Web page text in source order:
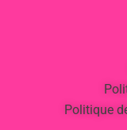
Politique